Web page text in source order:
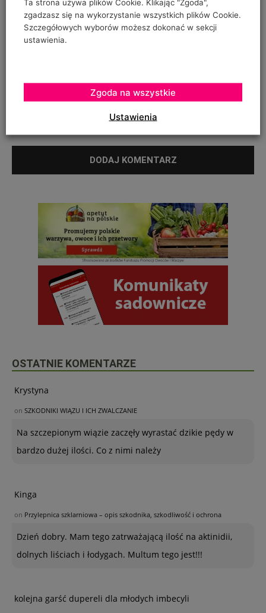
ZGODA NA PRZETWARZANIE DANYCH OSOBOWYCH *
symbolem*.
OSTATNIE KOMENTARZE
Krystyna
on SZKODNIKI WIĄZU I ICH ZWALCZANIE
Na szczepionym wiązie zaczęły wyrastać dzikie pędy w
bardzo dużej ilości. Co z nimi należy
Kinga
on Przylepnica szklarniowa – opis szkodnika, szkodliwość i ochrona
Dzień dobry. Mam tego zatrważającą ilość na aktinidii,
dolnych liściach i łodygach. Multum tego jest!!!
kolejna garść dupereli dla młodych imbecyli
zgadzasz się na wykorzystanie wszystkich plików Cookie.
Szczegółowych wyborów możesz dokonać w sekcji
ustawienia.
Ustawienia
Zgoda na wszystkie